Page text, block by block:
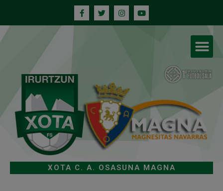
XOTA C. A. OSASUNA MAGNA